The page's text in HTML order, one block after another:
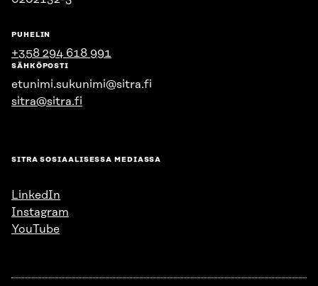
PUHELIN
+358 294 618 991
SÄHKÖPOSTI
etunimi.sukunimi@sitra.fi
sitra@sitra.fi
SITRA SOSIAALISESSA MEDIASSA
LinkedIn
Instagram
YouTube